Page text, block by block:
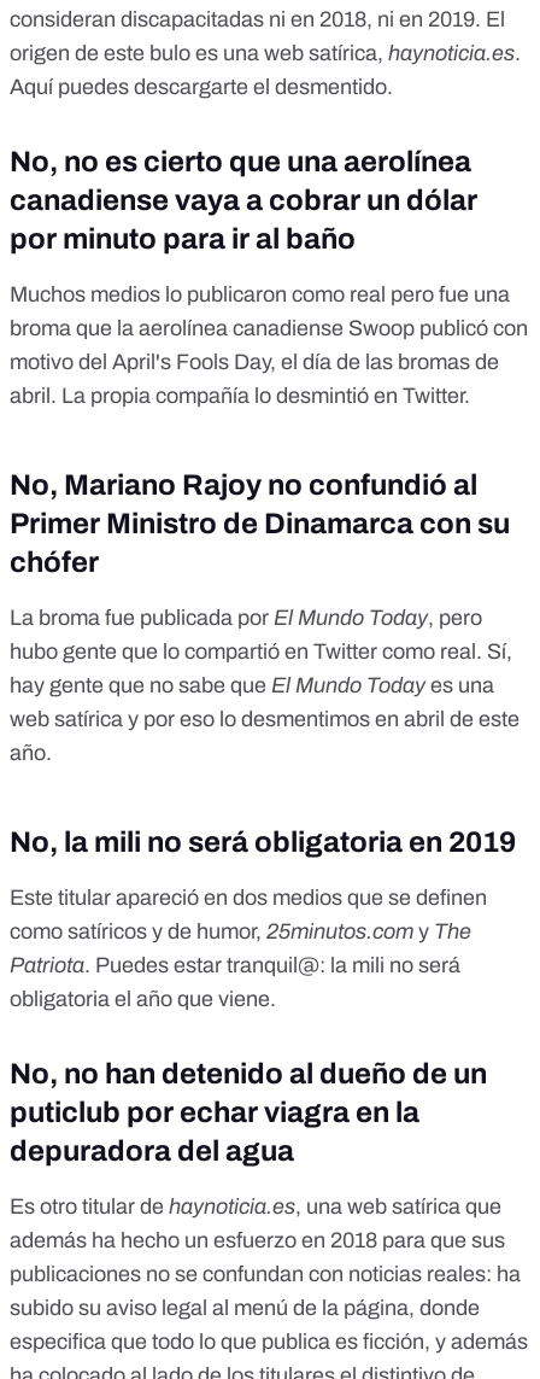
consideran discapacitadas ni en 2018, ni en 2019. El
origen de este bulo es una web satírica, haynoticia.es.
Aquí puedes descargarte el desmentido.
No, no es cierto que una aerolínea
canadiense vaya a cobrar un dólar
por minuto para ir al baño
Muchos medios lo publicaron como real pero fue una
broma que la aerolínea canadiense Swoop publicó con
motivo del April's Fools Day, el día de las bromas de
abril. La propia compañía lo desmintió en Twitter.
No, Mariano Rajoy no confundió al
Primer Ministro de Dinamarca con su
chófer
La broma fue publicada por El Mundo Today, pero
hubo gente que lo compartió en Twitter como real. Sí,
hay gente que no sabe que El Mundo Todayes una
web satírica y por eso lo desmentimos en abril de este
año.
No, la mili no será obligatoria en 2019
Este titular apareció en dos medios que se definen
como satíricos y de humor, 25minutos.com y The
Patriota. Puedes estar tranquil@: la mili no será
obligatoria el año que viene.
No, no han detenido al dueño de un
puticlub por echar viagra en la
depuradora del agua
Es otro titular de haynoticia.es, una web satírica que
además ha hecho un esfuerzo en 2018 para que sus
publicaciones no se confundan con noticias reales: ha
subido su aviso legal al menú de la página, donde
especifica que todo lo que publica es ficción, y además